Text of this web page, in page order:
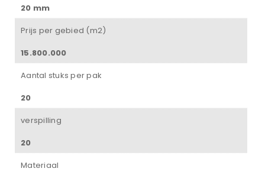
20 mm
Prijs per gebied (m2)
15.800.000
Aantal stuks per pak
20
verspilling
20
Materiaal